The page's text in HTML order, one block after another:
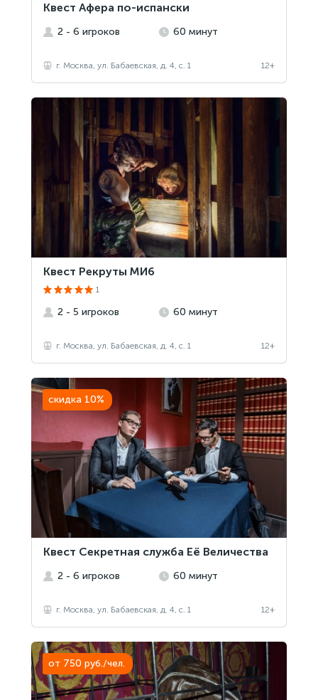
Квест Афера по-испански
2 - 6 игроков 60 минут
г. Москва, ул. Бабаевская, д. 4, с. 1 12+
Квест Рекруты МИ6
1
2 - 5 игроков 60 минут
г. Москва, ул. Бабаевская, д. 4, с. 1 12+
скидка 10%
Квест Секретная служба Её Величества
2 - 6 игроков 60 минут
г. Москва, ул. Бабаевская, д. 4, с. 1 12+
от 750 руб./чел.